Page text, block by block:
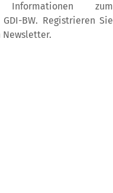
zum
BW. Registrieren Sie
Newsletter.